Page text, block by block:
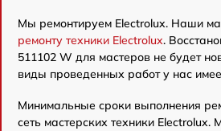
Мы ремонтируем Electrolux. Наши
ремонту техники Electrolux.
511102 W для мастеров не будет
виды проведенных работ у нас
Минимальные сроки выполнения
сеть мастерских техники